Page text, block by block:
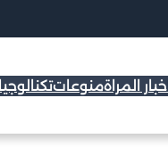
اخبار المراةمنوعاتتكنالوجيا